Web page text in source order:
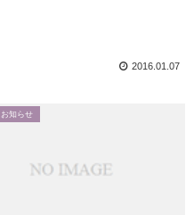
2016.01.07
お知らせ